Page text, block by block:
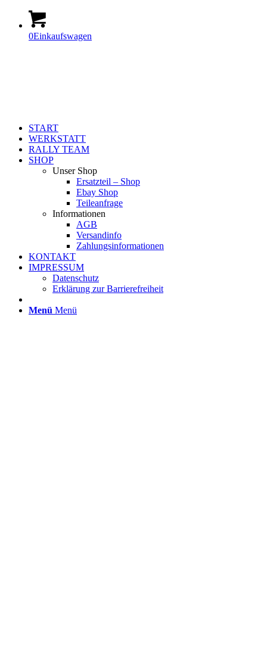
0Einkaufswagen
START
WERKSTATT
RALLY TEAM
SHOP
Unser Shop
Ersatzteil – Shop
Ebay Shop
Teileanfrage
Informationen
AGB
Versandinfo
Zahlungsinformationen
KONTAKT
IMPRESSUM
Datenschutz
Erklärung zur Barrierefreiheit
Menü Menü